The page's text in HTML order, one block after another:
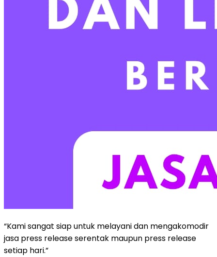
“Kami sangat siap untuk melayani dan mengakomodir
jasa press release serentak maupun press release
setiap hari.”